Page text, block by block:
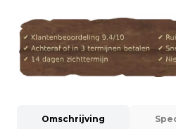
Omschrijving